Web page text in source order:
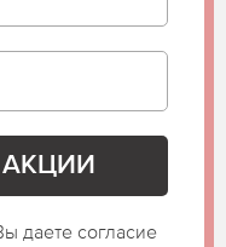
даете согласие